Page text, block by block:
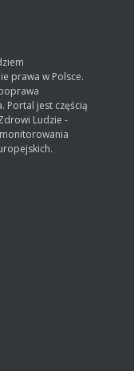
prawa w Polsce.
Portal jest częścią
Ludzie -